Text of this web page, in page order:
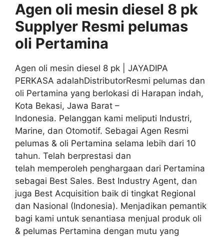
Agen oli mesin diesel 8 pk
Supplyer Resmi pelumas
oli Pertamina
Agen oli mesin diesel 8 pk | JAYADIPA
PERKASA adalahDistributorResmi pelumas dan
oli Pertamina yang berlokasi di Harapan indah,
Kota Bekasi, Jawa Barat –
Indonesia. Pelanggan kami meliputi Industri,
Marine, dan Otomotif. Sebagai Agen Resmi
pelumas & oli Pertamina selama lebih dari 10
tahun. Telah berprestasi dan
telah memperoleh penghargaan dari Pertamina
sebagai Best Sales. Best Industry Agent, dan
juga Best Acquisition baik di tingkat Regional
dan Nasional (Indonesia). Menjadikan pemantik
bagi kami untuk senantiasa menjual produk oli
& pelumas Pertamina dengan mutu yang